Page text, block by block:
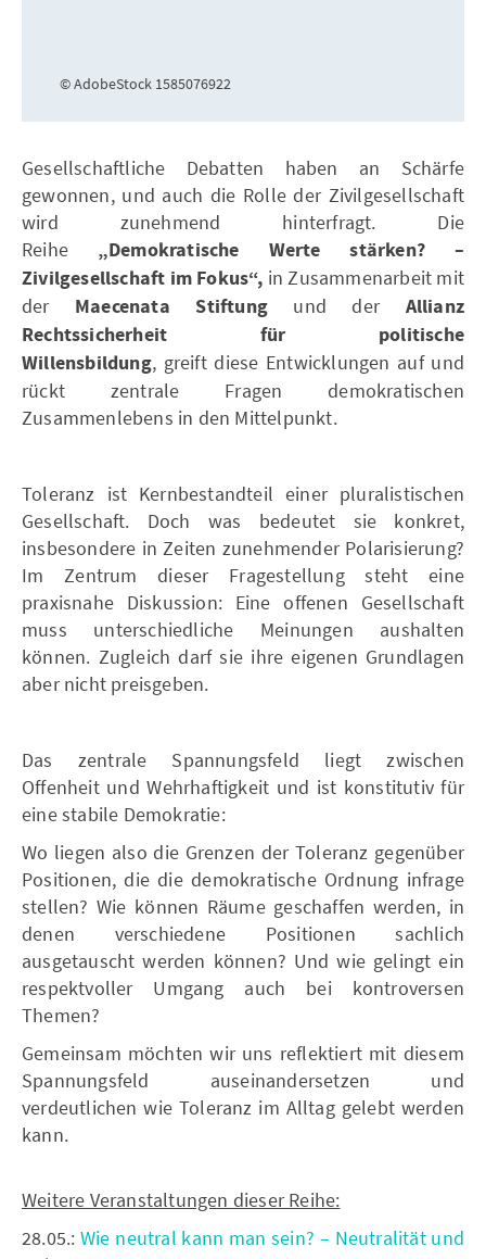
© AdobeStock 1585076922
Gesellschaftliche Debatten haben an Schärfe
gewonnen, und auch die Rolle der Zivilgesellschaft
wird zunehmend hinterfragt. Die
Reihe „Demokratische Werte stärken? –
Zivilgesellschaft im Fokus“, in Zusammenarbeit mit
der Maecenata Stiftung und der Allianz
Rechtssicherheit für politische
Willensbildung, greift diese Entwicklungen auf und
rückt zentrale Fragen demokratischen
Zusammenlebens in den Mittelpunkt.
Toleranz ist Kernbestandteil einer pluralistischen
Gesellschaft. Doch was bedeutet sie konkret,
insbesondere in Zeiten zunehmender Polarisierung?
Im Zentrum dieser Fragestellung steht eine
praxisnahe Diskussion: Eine offenen Gesellschaft
muss unterschiedliche Meinungen aushalten
können. Zugleich darf sie ihre eigenen Grundlagen
aber nicht preisgeben.
Das zentrale Spannungsfeld liegt zwischen
Offenheit und Wehrhaftigkeit und ist konstitutiv für
eine stabile Demokratie:
Wo liegen also die Grenzen der Toleranz gegenüber
Positionen, die die demokratische Ordnung infrage
stellen? Wie können Räume geschaffen werden, in
denen verschiedene Positionen sachlich
ausgetauscht werden können? Und wie gelingt ein
respektvoller Umgang auch bei kontroversen
Themen?
Gemeinsam möchten wir uns reflektiert mit diesem
Spannungsfeld auseinandersetzen und
verdeutlichen wie Toleranz im Alltag gelebt werden
kann.
Weitere Veranstaltungen dieser Reihe:
28.05.:Wie neutral kann man sein? – Neutralität und